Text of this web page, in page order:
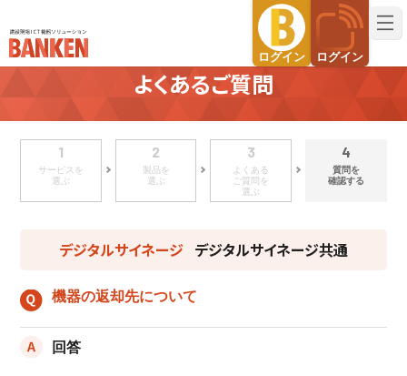
建設現場ICT機器ソリューション BANKEN（バンケン）
ログイン ログイン
よくあるご質問
1
サービスを
選ぶ
2
製品を
選ぶ
3
よくある
ご質問を
選ぶ
4
質問を
確認する
デジタルサイネージ デジタルサイネージ共通
機器の返却先について
回答